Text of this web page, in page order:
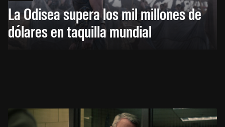
La Odisea supera los mil millones de
dólares en taquilla mundial